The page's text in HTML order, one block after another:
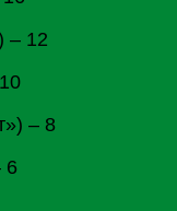
– 12
– 8
6